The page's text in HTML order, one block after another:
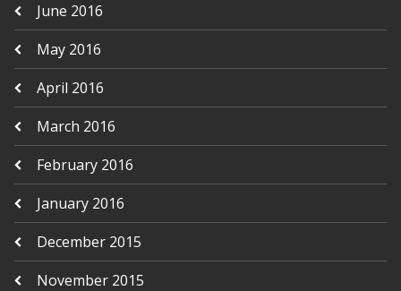
June 2016
May 2016
April 2016
March 2016
February 2016
January 2016
December 2015
November 2015